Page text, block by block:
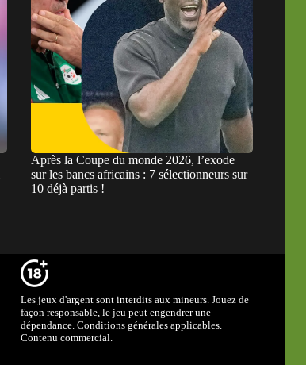
Après la Coupe du monde 2026, l’exode
sur les bancs africains : 7 sélectionneurs sur
10 déjà partis !
Les jeux d'argent sont interdits aux mineurs. Jouez de
façon responsable, le jeu peut engendrer une
dépendance. Conditions générales applicables.
Contenu commercial.